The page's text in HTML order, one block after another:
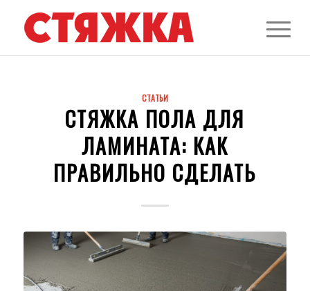
СТАТЬИ
СТЯЖКА ПОЛА ДЛЯ
ЛАМИНАТА: КАК
ПРАВИЛЬНО СДЕЛАТЬ